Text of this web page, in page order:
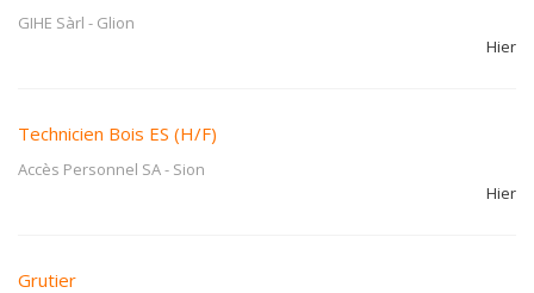
GIHE Sàrl - Glion
Hier
Technicien Bois ES (H/F)
Accès Personnel SA- Sion
Hier
Grutier